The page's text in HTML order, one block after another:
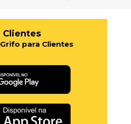
Clientes
Grifo para Clientes